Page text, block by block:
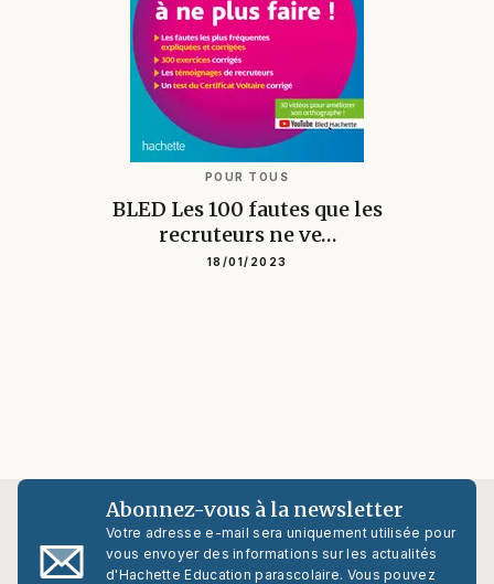
POUR TOUS
BLED Les 100 fautes que les
recruteurs ne ve…
18/01/2023
Abonnez-vous à la newsletter
Votre adresse e-mail sera uniquement utilisée pour
vous envoyer des informations sur les actualités
d'Hachette Education parascolaire. Vous pouvez